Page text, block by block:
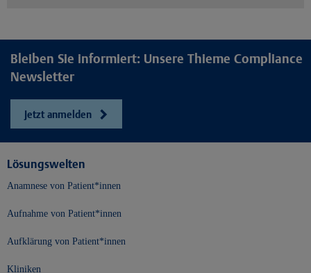
Bleiben Sie informiert: Unsere Thieme Compliance
Newsletter
Jetzt anmelden
Lösungswelten
Anamnese von Patient*innen
Aufnahme von Patient*innen
Aufklärung von Patient*innen
Kliniken